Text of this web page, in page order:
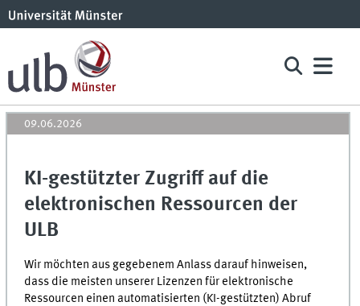
09.06.2026
KI-gestützter Zugriff auf die
elektronischen Ressourcen der
ULB
Wir möchten aus gegebenem Anlass darauf hinweisen,
dass die meisten unserer Lizenzen für elektronische
Ressourcen einen automatisierten ( KI-gestützten) Abruf